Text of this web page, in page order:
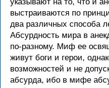
выстраиваются по
два различных способа
Абсурдность мира в
по-разному. Миф ее
живут боги и герои,
возможностей и не
абсурда, ибо в мифе